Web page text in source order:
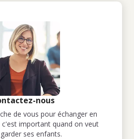
nous
de vous pour échanger en
important quand on veut
ses enfants.